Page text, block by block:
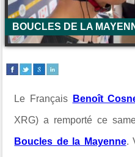
BOUCLES DE LA
Le Français Benoît
XRG) a remporté ce
Boucles de la Mayenne.